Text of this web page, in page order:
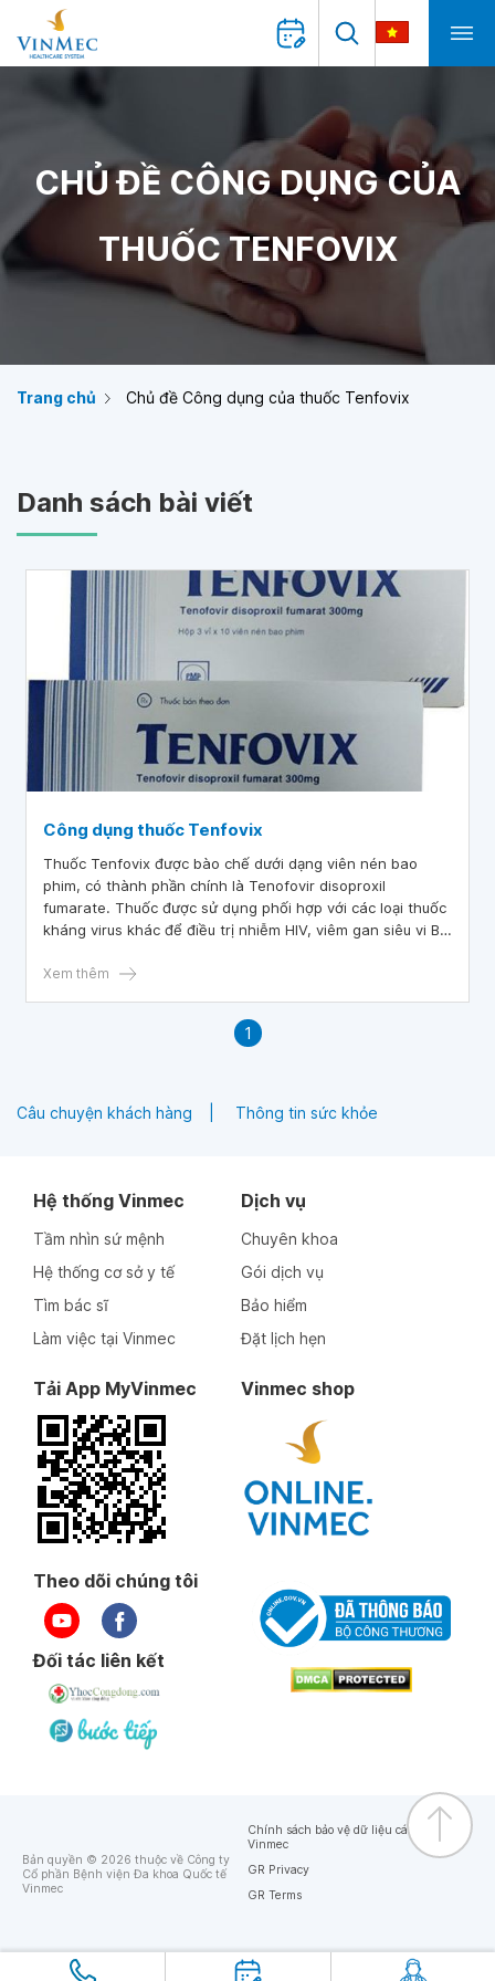
CHỦ ĐỀ CÔNG DỤNG CỦA
THUỐC TENFOVIX
Trang chủ Chủ đề Công dụng của thuốc Tenfovix
Danh sách bài viết
Công dụng thuốc Tenfovix
Thuốc Tenfovix được bào chế dưới dạng viên nén bao
phim, có thành phần chính là Tenofovir disoproxil
fumarate. Thuốc được sử dụng phối hợp với các loại thuốc
kháng virus khác để điều trị nhiễm HIV, viêm gan siêu vi B
Xem thêm
1
Câu chuyện khách hàng Thông tin sức khỏe
Hệ thống Vinmec
Tầm nhìn sứ mệnh
Hệ thống cơ sở y tế
Tìm bác sĩ
Làm việc tại Vinmec
Dịch vụ
Chuyên khoa
Gói dịch vụ
Bảo hiểm
Đặt lịch hẹn
Tải App MyVinmec Vinmec shop
Theo dõi chúng tôi
Đối tác liên kết
Bản quyền © 2026 thuộc về Công ty
Cổ phần Bệnh viện Đa khoa Quốc tế
Vinmec
Chính sách bảo vệ dữ liệu cá nhân của
Vinmec
GR Privacy
GR Terms